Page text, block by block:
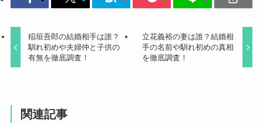
稲垣吾郎の結婚相手は誰？
馴れ初めや夫婦仲と子供の
有無を徹底調査！
立花義裕の妻は誰？結婚相
手の名前や馴れ初めの真相
を徹底調査！
関連記事